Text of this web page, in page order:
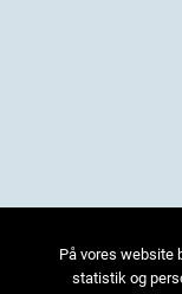
På vores website
statistik og